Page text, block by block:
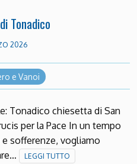
Tonadico
2026
e Vanoi
Tonadico chiesetta di San
per la Pace In un tempo
sofferenze, vogliamo
LEGGI TUTTO